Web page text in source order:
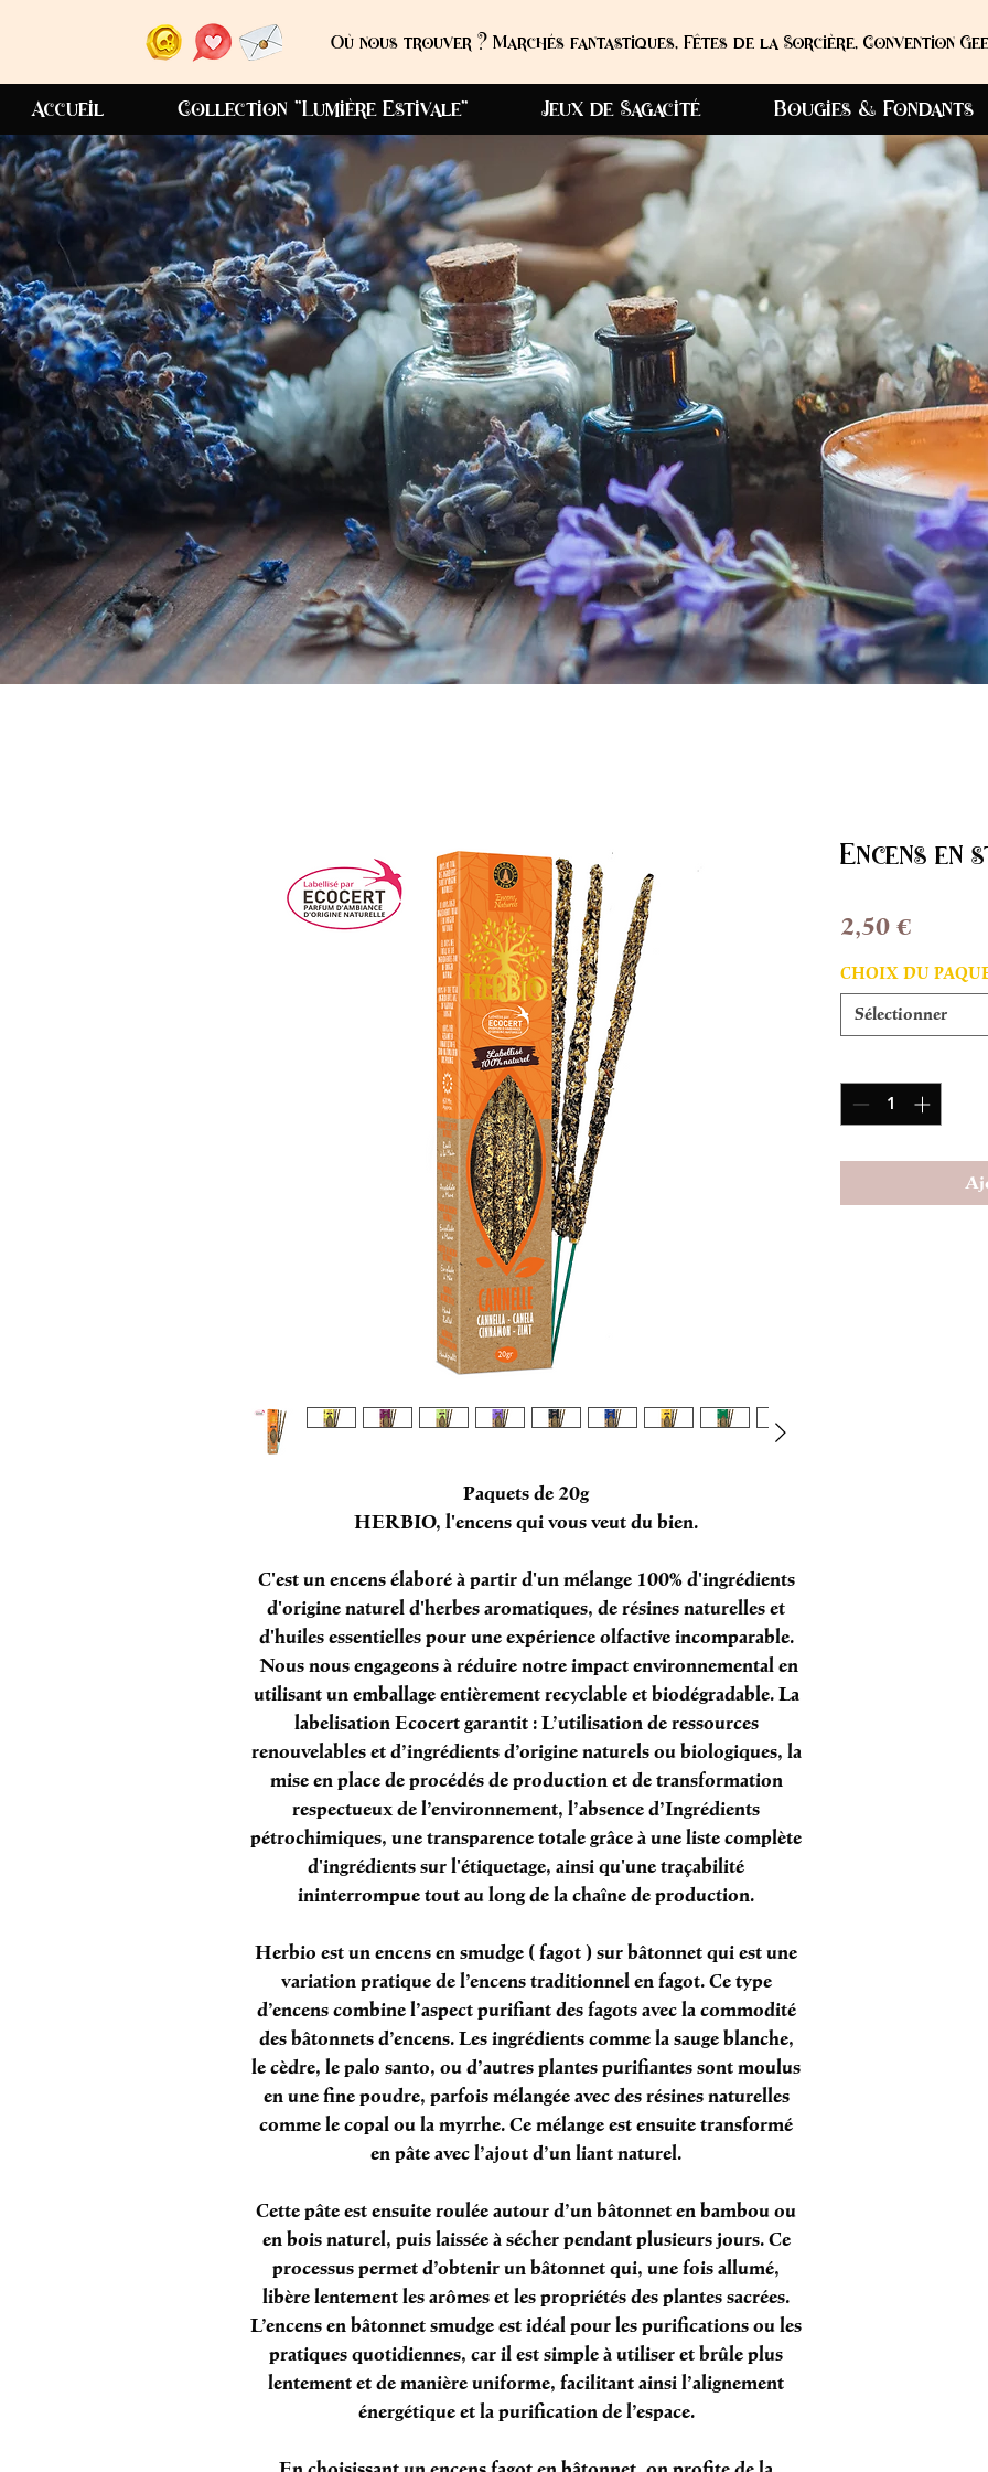
Où nous trouver ? Marchés fantastiques, Fêtes de la Sorcière, Convention
Accueil Collection "Lumière Estivale" Jeux de Sagacité Bougies & Fondants
Paquets de 20g
HERBIO, l'encens qui vous veut du bien.
C'est un encens élaboré à partir d'un mélange 100% d'ingrédients
d'origine naturel d'herbes aromatiques, de résines naturelles et
d'huiles essentielles pour une expérience olfactive incomparable.
Nous nous engageons à réduire notre impact environnemental en
utilisant un emballage entièrement recyclable et biodégradable. La
labelisation Ecocert garantit : L’utilisation de ressources
renouvelables et d’ingrédients d’origine naturels ou biologiques, la
mise en place de procédés de production et de transformation
respectueux de l’environnement, l’absence d’Ingrédients
pétrochimiques, une transparence totale grâce à une liste complète
d'ingrédients sur l'étiquetage, ainsi qu'une traçabilité
ininterrompue tout au long de la chaîne de production.
Herbio est un encens en smudge ( fagot ) sur bâtonnet qui est une
variation pratique de l’encens traditionnel en fagot. Ce type
d’encens combine l’aspect purifiant des fagots avec la commodité
des bâtonnets d’encens. Les ingrédients comme la sauge blanche,
le cèdre, le palo santo, ou d’autres plantes purifiantes sont moulus
en une fine poudre, parfois mélangée avec des résines naturelles
comme le copal ou la myrrhe. Ce mélange est ensuite transformé
en pâte avec l’ajout d’un liant naturel.
Cette pâte est ensuite roulée autour d’un bâtonnet en bambou ou
en bois naturel, puis laissée à sécher pendant plusieurs jours. Ce
processus permet d’obtenir un bâtonnet qui, une fois allumé,
libère lentement les arômes et les propriétés des plantes sacrées.
L’encens en bâtonnet smudge est idéal pour les purifications ou les
pratiques quotidiennes, car il est simple à utiliser et brûle plus
lentement et de manière uniforme, facilitant ainsi l’alignement
énergétique et la purification de l’espace.
Encens en
2,50 €Prix
CHOIX DU
Sélectionner